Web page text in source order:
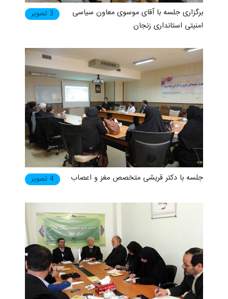
3 تصویر
برگزاری جلسه با آقای موسوی معاون سیاسی
امنیتی استانداری زنجان
4 تصویر جلسه با دکتر قریشی متخصص مغز و اعصاب